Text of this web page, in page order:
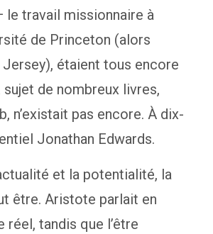
travail missionnaire à
de Princeton (alors
étaient tous encore
de nombreux livres,
n’existait pas encore. À dix-
Jonathan Edwards.
et la potentialité, la
être. Aristote parlait en
réel, tandis que l’être